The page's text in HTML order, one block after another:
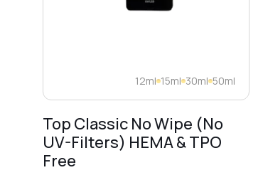
12ml 15ml 30ml 50ml
Top Classic No Wipe (No
UV-Filters) HEMA & TPO
Free